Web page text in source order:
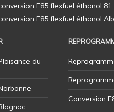
du
Conversion
E85 flexfuel éthanol 81
E85 flexfuel éthanol